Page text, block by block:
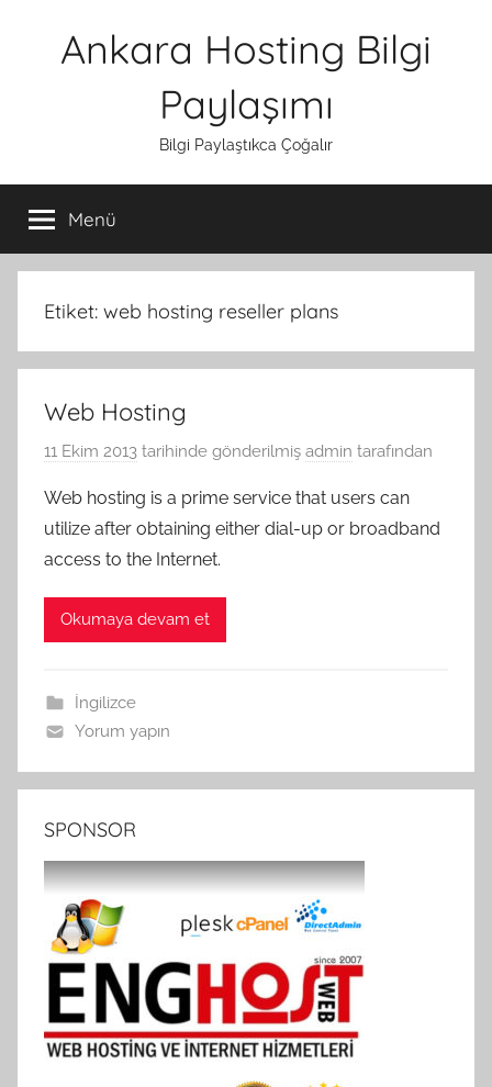
Ankara Hosting Bilgi
Paylaşımı
Bilgi Paylaştıkca Çoğalır
Menü
Etiket: web hosting reseller plans
Web Hosting
11 Ekim 2013 tarihinde gönderilmiş admin tarafından
Web hosting is a prime service that users can
utilize after obtaining either dial-up or broadband
access to the Internet.
Okumaya devam et
İngilizce
Yorum yapın
SPONSOR